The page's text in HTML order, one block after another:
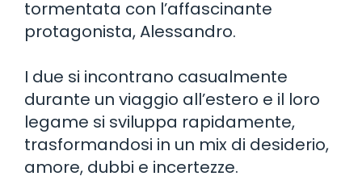
tormentata con l’affascinante
protagonista, Alessandro.
I due si incontrano casualmente
durante un viaggio all’estero e il loro
legame si sviluppa rapidamente,
trasformandosi in un mix di desiderio,
amore, dubbi e incertezze.